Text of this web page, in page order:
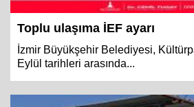
Toplu ulaşıma İEF ayarı
İzmir Büyükşehir Belediyesi,
Eylül tarihleri arasında...